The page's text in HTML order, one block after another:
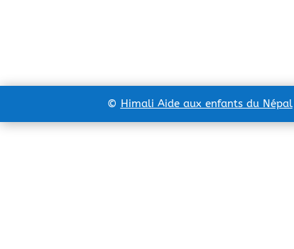
© Himali Aide aux enfants du Népal